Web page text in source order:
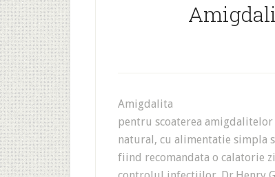
Amigdalita
pentru scoaterea
natural, cu alimentatie simpla
fiind recomandata o calatorie